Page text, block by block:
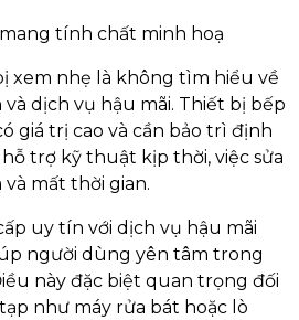
tính chất minh hoạ
xem nhẹ là không tìm hiểu về
dịch vụ hậu mãi. Thiết bị bếp
giá trị cao và cần bảo trì định
trợ kỹ thuật kịp thời, việc sửa
mất thời gian.
uy tín với dịch vụ hậu mãi
người dùng yên tâm trong
này đặc biệt quan trọng đối
như máy rửa bát hoặc lò